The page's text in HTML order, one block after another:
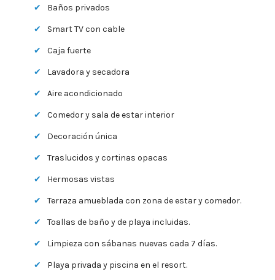
Baños privados
Smart TV con cable
Caja fuerte
Lavadora y secadora
Aire acondicionado
Comedor y sala de estar interior
Decoración única
Traslucidos y cortinas opacas
Hermosas vistas
Terraza amueblada con zona de estar y comedor.
Toallas de baño y de playa incluidas.
Limpieza con sábanas nuevas cada 7 días.
Playa privada y piscina en el resort.